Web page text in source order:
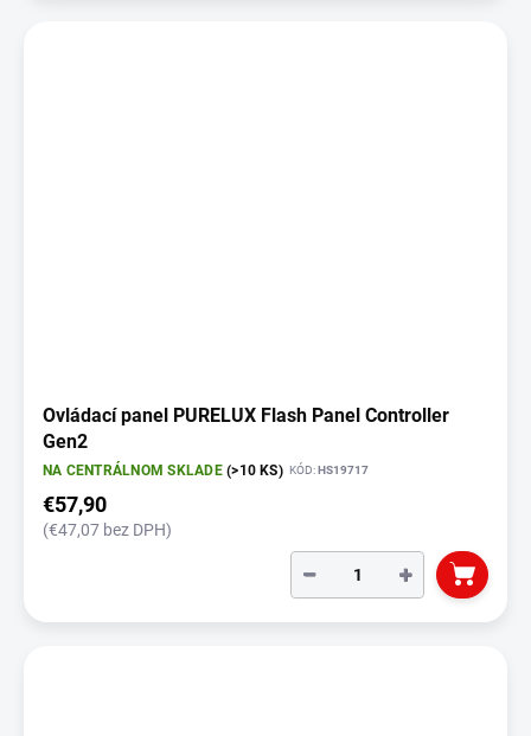
Ovládací panel PURELUX Flash Panel Controller
Gen2
NA CENTRÁLNOM SKLADE(>10 KS) KÓD: HS19717
€57,90
(€47,07 bez DPH)
+
−